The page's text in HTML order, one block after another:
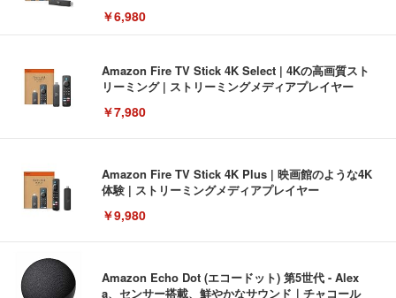
￥6,980
Amazon Fire TV Stick 4K Select | 4Kの高画質スト
リーミング | ストリーミングメディアプレイヤー
￥7,980
Amazon Fire TV Stick 4K Plus | 映画館のような4K
体験 | ストリーミングメディアプレイヤー
￥9,980
Amazon Echo Dot (エコードット) 第5世代 - Alex
a、センサー搭載、鮮やかなサウンド｜チャコール